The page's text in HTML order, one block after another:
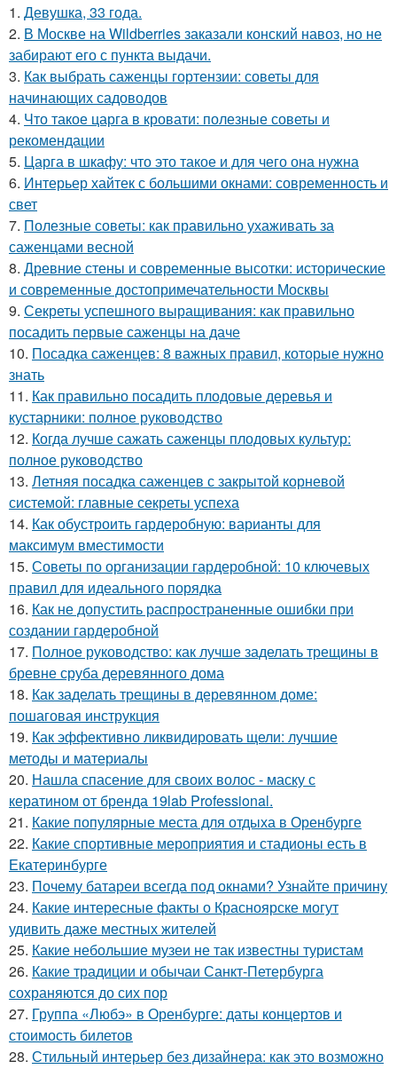
1. Девушка, 33 года.
2. В Москве на Wildberries заказали конский навоз, но не
забирают его с пункта выдачи.
3. Как выбрать саженцы гортензии: советы для
начинающих садоводов
4. Что такое царга в кровати: полезные советы и
рекомендации
5. Царга в шкафу: что это такое и для чего она нужна
6. Интерьер хайтек с большими окнами: современность и
свет
7. Полезные советы: как правильно ухаживать за
саженцами весной
8. Древние стены и современные высотки: исторические
и современные достопримечательности Москвы
9. Секреты успешного выращивания: как правильно
посадить первые саженцы на даче
10. Посадка саженцев: 8 важных правил, которые нужно
знать
11. Как правильно посадить плодовые деревья и
кустарники: полное руководство
12. Когда лучше сажать саженцы плодовых культур:
полное руководство
13. Летняя посадка саженцев с закрытой корневой
системой: главные секреты успеха
14. Как обустроить гардеробную: варианты для
максимум вместимости
15. Советы по организации гардеробной: 10 ключевых
правил для идеального порядка
16. Как не допустить распространенные ошибки при
создании гардеробной
17. Полное руководство: как лучше заделать трещины в
бревне сруба деревянного дома
18. Как заделать трещины в деревянном доме:
пошаговая инструкция
19. Как эффективно ликвидировать щели: лучшие
методы и материалы
20. Нашла спасение для своих волос - маску с
кератином от бренда 19lab Professional.
21. Какие популярные места для отдыха в Оренбурге
22. Какие спортивные мероприятия и стадионы есть в
Екатеринбурге
23. Почему батареи всегда под окнами? Узнайте причину
24. Какие интересные факты о Красноярске могут
удивить даже местных жителей
25. Какие небольшие музеи не так известны туристам
26. Какие традиции и обычаи Санкт-Петербурга
сохраняются до сих пор
27. Группа «Любэ» в Оренбурге: даты концертов и
стоимость билетов
28. Стильный интерьер без дизайнера: как это возможно